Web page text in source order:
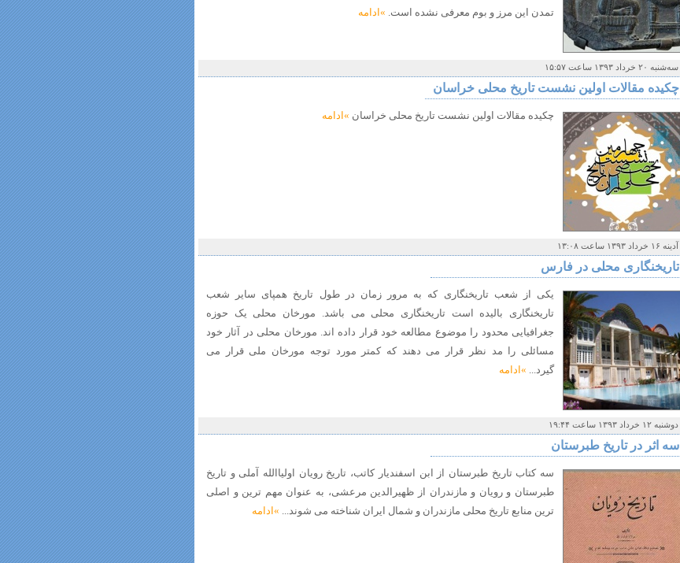
تمدن این مرز و بوم معرفی نشده است. »ادامه
سه‌شنبه ۲۰ خرداد ۱۳۹۳ ساعت ۱۵:۵۷
چکیده مقالات اولین نشست تاریخ محلی خراسان
چکیده مقالات اولین نشست تاریخ محلی خراسان »ادامه
آدینه ۱۶ خرداد ۱۳۹۳ ساعت ۱۳:۰۸
تاریخنگاری محلی در فارس
یکی از شعب تاریخنگاری که به مرور زمان در طول تاریخ همپای سایر شعب
تاریخنگاری بالیده است تاریخنگاری محلی می باشد. مورخان محلی یک حوزه
جغرافیایی محدود را موضوع مطالعه خود قرار داده اند. مورخان محلی در آثار خود
مسائلی را مد نظر قرار می دهند که کمتر مورد توجه مورخان ملی قرار می
گیرد... »ادامه
دوشنبه ۱۲ خرداد ۱۳۹۳ ساعت ۱۹:۴۴
سه اثر در تاریخ طبرستان
سه کتاب تاریخ طبرستان از ابن اسفندیار کاتب، تاریخ رویان اولیاالله آملی و تاریخ
طبرستان و رویان و مازندران از ظهیرالدین مرعشی، به عنوان مهم ترین و اصلی
ترین منابع تاریخ محلی مازندران و شمال ایران شناخته می شوند... »ادامه